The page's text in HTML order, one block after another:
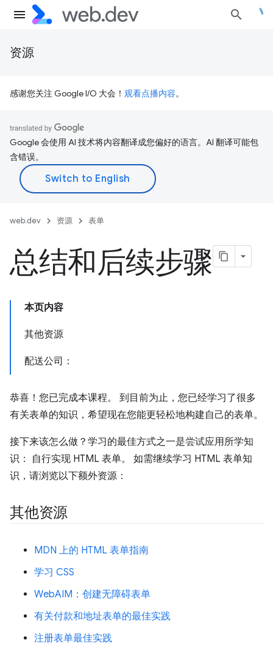
资源
感谢您关注 Google I/O 大会！ 观看点播内容。
Google 会使用 AI 技术将内容翻译成您偏好的语言。AI 翻译可能包
含错误。
web.dev 资源 表单
总结和后续步骤
本页内容
其他资源
配送公司：
恭喜！您已完成本课程。 到目前为止，您已经学习了很多
有关表单的知识，希望现在您能更轻松地构建自己的表单。
接下来该怎么做？学习的最佳方式之一是尝试应用所学知
识： 自行实现 HTML 表单。 如需继续学习 HTML 表单知
识，请浏览以下额外资源：
其他资源
MDN 上的 HTML 表单指南
学习 CSS
WebAIM：创建无障碍表单
有关付款和地址表单的最佳实践
注册表单最佳实践